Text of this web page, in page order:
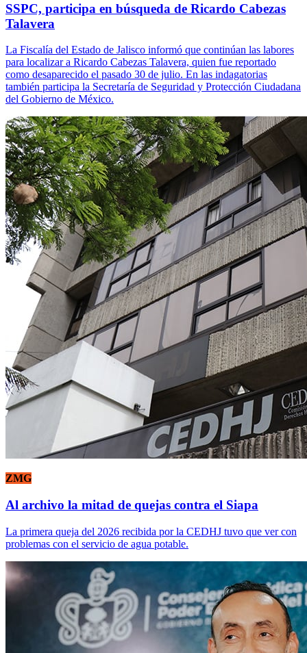
SSPC, participa en búsqueda de Ricardo Cabezas
Talavera
La Fiscalía del Estado de Jalisco informó que continúan las labores
para localizar a Ricardo Cabezas Talavera, quien fue reportado
como desaparecido el pasado 30 de julio. En las indagatorias
también participa la Secretaría de Seguridad y Protección Ciudadana
del Gobierno de México.
ZMG
Al archivo la mitad de quejas contra el Siapa
La primera queja del 2026 recibida por la CEDHJ tuvo que ver con
problemas con el servicio de agua potable.